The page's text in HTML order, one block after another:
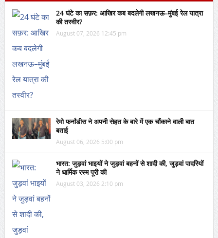
24 घंटे का सफ़र: आखिर कब बदलेगी लखनऊ–मुंबई रेल यात्रा
की तस्वीर?
August 07, 2026 12:45 pm
रेमो फर्नांडीस ने अपनी सेहत के बारे में एक चौंकाने वाली बात
बताई
August 06, 2026 5:00 pm
भारत: जुड़वां भाइयों ने जुड़वां बहनों से शादी की, जुड़वां पादरियों
ने धार्मिक रस्म पूरी की
August 03, 2026 2:10 pm